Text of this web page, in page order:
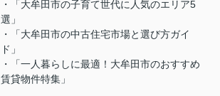
・「大牟田市の子育て世代に人気のエリア5
選」
・「大牟田市の中古住宅市場と選び方ガイ
ド」
・「一人暮らしに最適！大牟田市のおすすめ
賃貸物件特集」